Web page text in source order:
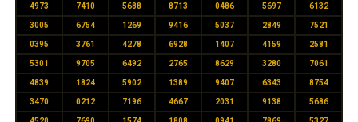
4973 7410 5688 8713 0486 5697 6132
3005 6754 1269 9416 5037 2849 7521
0395 3761 4278 6928 1407 4159 2581
5301 9705 6492 2765 8629 3280 7061
4839 1824 5902 1389 9407 6343 8754
3470 0212 7196 4667 2031 9138 5686